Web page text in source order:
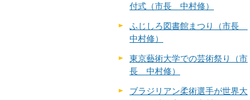
付式（市長 中村修）
ふじしろ図書館まつり（市長
中村修）
東京藝術大学での芸術祭り（市
長 中村修）
ブラジリアン柔術選手が世界大